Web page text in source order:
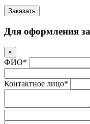
Заказать
Для оформления
×
ФИО*
Контактное лицо*